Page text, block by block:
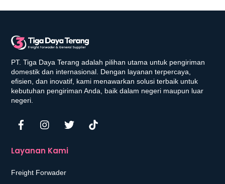
PT. Tiga Daya Terang adalah pilihan utama untuk pengiriman
domestik dan internasional. Dengan layanan terpercaya,
efisien, dan inovatif, kami menawarkan solusi terbaik untuk
kebutuhan pengiriman Anda, baik dalam negeri maupun luar
negeri.
Layanan Kami
Freight Forwader